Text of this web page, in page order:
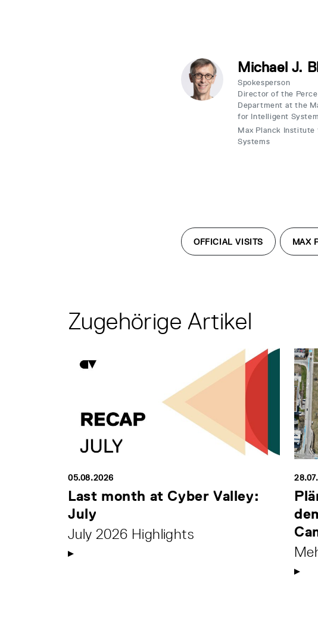
Michael J.
Spokesperson
Director of the
Department at the
for Intelligent
Max Planck
Systems
OFFICIAL VISITS MAX
Zugehörige Artikel
05.08.2026
Last month at Cyber Valley:
July
July 2026 Highlights